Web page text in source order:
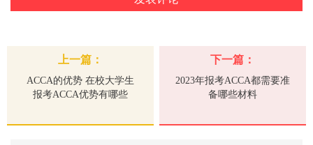
上一篇：
ACCA的优势 在校大学生
报考ACCA优势有哪些
下一篇：
2023年报考ACCA都需要准
备哪些材料